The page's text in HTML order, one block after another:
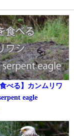
べる】カンムリワ
eagle